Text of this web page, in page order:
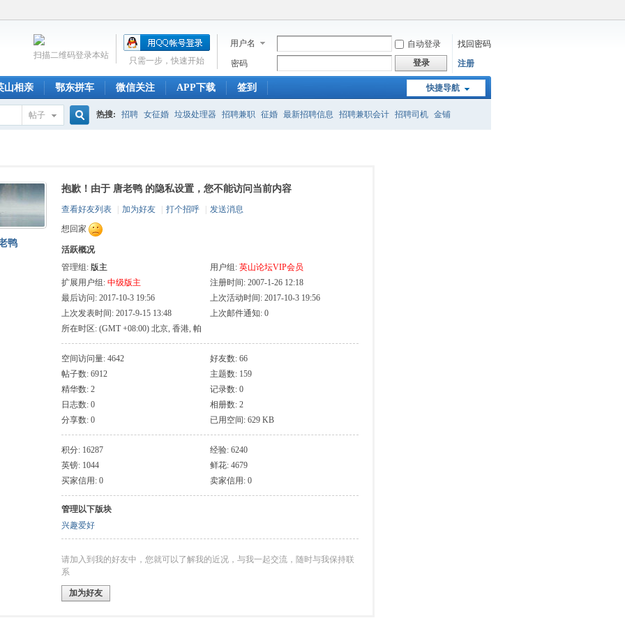
用户名 自动登录
找回密码
密码
登录 注册
只需一步，快速开始
扫描二维码登录本站
快捷导航
山相亲 鄂东拼车 微信关注 APP下载 签到
帖子
索
热搜: 招聘 女征婚 垃圾处理器 招聘兼职 征婚 最新招聘信息 招聘兼职会计 招聘司机 金铺
鸭
抱歉！由于 唐老鸭 的隐私设置，您不能访问当前内容
查看好友列表 加为好友 打个招呼
发送消息
想回家
活跃概况
管理组: 版主 用户组: 英山论坛VIP会员
扩展用户组: 中级版主
注册时间: 2007-1-26 12:18
最后访问: 2017-10-3 19:56
上次活动时间: 2017-10-3 19:56
上次发表时间: 2017-9-15 13:48
上次邮件通知: 0
所在时区: (GMT +08:00) 北京, 香港, 帕
斯, 新加坡, 台北
空间访问量: 4642
好友数: 66
帖子数: 6912
主题数: 159
精华数: 2
记录数: 0
日志数: 0
相册数: 2
分享数: 0
已用空间: 629 KB
积分: 16287
经验: 6240
英镑: 1044
鲜花: 4679
买家信用: 0
卖家信用: 0
管理以下版块
兴趣爱好
请加入到我的好友中，您就可以了解我的近况，与我一起交流，随时与我保持联
系
加为好友